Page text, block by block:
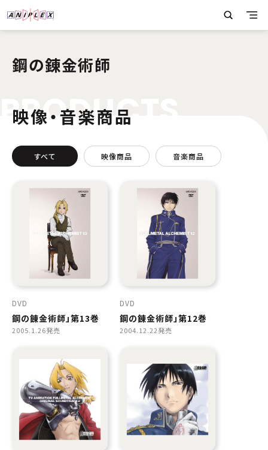
鋼の錬金術師
PRODUC
映像・音楽商品
すべて 映像商品 音楽商品
DVD
鋼の錬金術師」第13巻
2005.1.26発売
DVD
鋼の錬金術師」第12巻
2004.12.22発売